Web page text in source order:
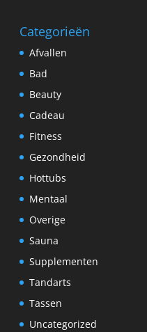
Categorieën
Afvallen
Bad
Beauty
Cadeau
Fitness
Gezondheid
Hottubs
Mentaal
Overige
Sauna
Supplementen
Tandarts
Tassen
Uncategorized